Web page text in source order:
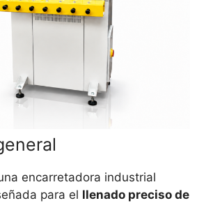
encarretadora industrial
para el llenado preciso de